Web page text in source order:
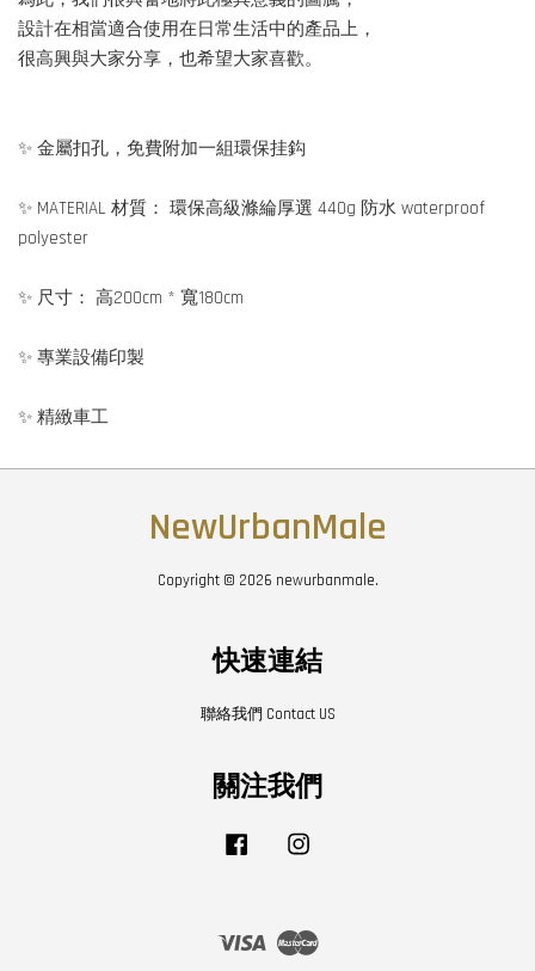
設計在相當適合使用在日常生活中的產品上，
很高興與大家分享，也希望大家喜歡。
✨ 金屬扣孔，免費附加一組環保挂鈎
✨ MATERIAL 材質： 環保高級滌綸厚選 440g 防水 waterproof
polyester
✨ 尺寸： 高200cm * 寬180cm
✨ 專業設備印製
✨ 精緻車工
NewUrbanMale
Copyright © 2026 newurbanmale.
快速連結
聯絡我們 Contact US
關注我們
Facebook
Visa Master